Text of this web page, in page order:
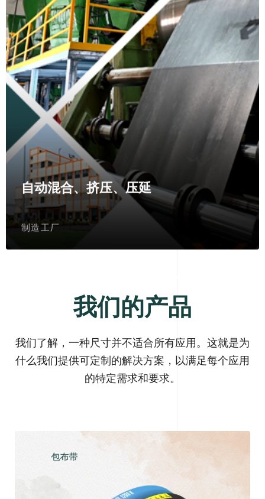
自动混合、挤压、压延
制造工厂
我们的产品
我们了解，一种尺寸并不适合所有应用。这就是为
什么我们提供可定制的解决方案，以满足每个应用
的特定需求和要求。
包布带